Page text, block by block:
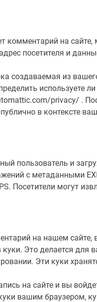
комментарий на
посетителя и
создаваемая из
используете
privacy/ .
в контексте
пользователь и
с метаданными
Посетители могут
на нашем
куки. Это делается для
Эти куки
на сайте и вы
вашим браузером,